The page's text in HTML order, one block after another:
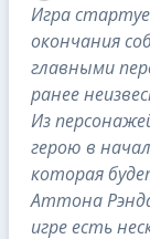
Игра
окончания
главными
ранее
Из
герою в
которая
Аттона
игре есть